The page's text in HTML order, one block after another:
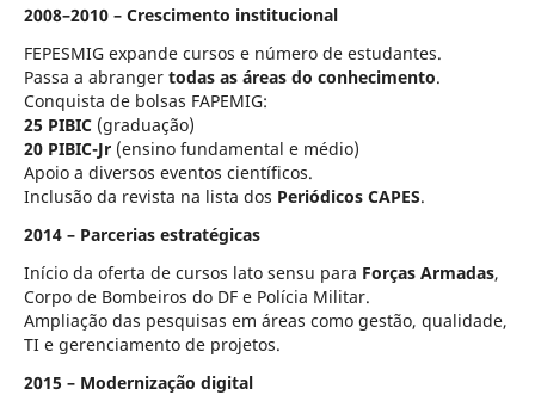
2008–2010 – Crescimento institucional
FEPESMIG expande cursos e número de estudantes.
Passa a abranger todas as áreas do conhecimento.
Conquista de bolsas FAPEMIG:
25 PIBIC(graduação)
20 PIBIC-Jr(ensino fundamental e médio)
Apoio a diversos eventos científicos.
Inclusão da revista na lista dos Periódicos CAPES.
2014 – Parcerias estratégicas
Início da oferta de cursos lato sensu para Forças Armadas,
Corpo de Bombeiros do DF e Polícia Militar.
Ampliação das pesquisas em áreas como gestão, qualidade,
TI e gerenciamento de projetos.
2015 – Modernização digital